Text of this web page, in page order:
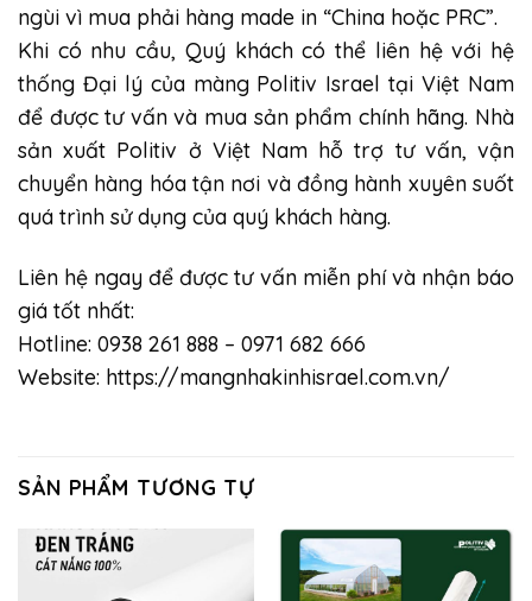
ngùi vì mua phải hàng made in “China hoặc PRC”.
Khi có nhu cầu, Quý khách có thể liên hệ với hệ
thống Đại lý của màng Politiv Israel tại Việt Nam
để được tư vấn và mua sản phẩm chính hãng. Nhà
sản xuất Politiv ở Việt Nam hỗ trợ tư vấn, vận
chuyển hàng hóa tận nơi và đồng hành xuyên suốt
quá trình sử dụng của quý khách hàng.
Liên hệ ngay để được tư vấn miễn phí và nhận báo
giá tốt nhất:
Hotline: 0938 261 888 – 0971 682 666
Website: https://mangnhakinhisrael.com.vn/
SẢN PHẨM TƯƠNG TỰ